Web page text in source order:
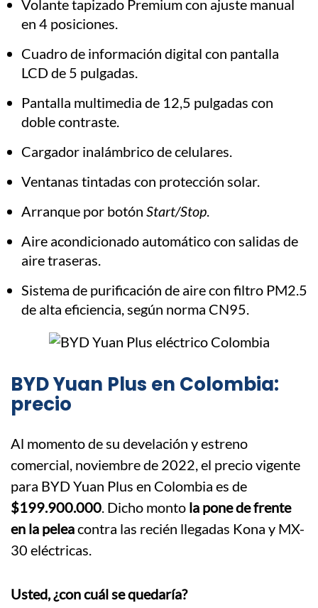
Volante tapizado Premium con ajuste manual
en 4 posiciones.
Cuadro de información digital con pantalla
LCD de 5 pulgadas.
Pantalla multimedia de 12,5 pulgadas con
doble contraste.
Cargador inalámbrico de celulares.
Ventanas tintadas con protección solar.
Arranque por botón Start/Stop.
Aire acondicionado automático con salidas de
aire traseras.
Sistema de purificación de aire con filtro PM2.5
de alta eficiencia, según norma CN95.
BYD Yuan Plus en Colombia:
precio
Al momento de su develación y estreno
comercial, noviembre de 2022, el precio vigente
para BYD Yuan Plus en Colombia es de
$199.900.000. Dicho monto la pone de frente
en la peleacontra las recién llegadas Kona y MX-
30 eléctricas.
Usted, ¿con cuál se quedaría?